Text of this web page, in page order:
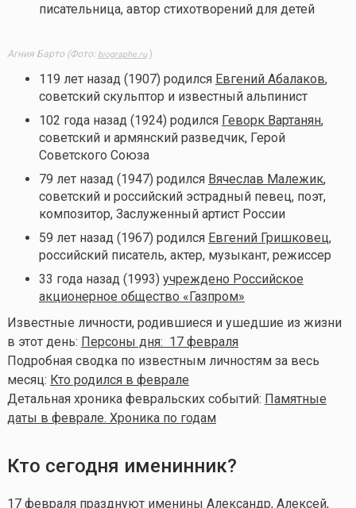
писательница, автор стихотворений для детей
Агния Барто (Фото: biographe.ru )
119 лет назад (1907) родился Евгений Абалаков,
советский скульптор и известный альпинист
102 года назад (1924) родился Геворк Вартанян,
советский и армянский разведчик, Герой
Советского Союза
79 лет назад (1947) родился Вячеслав Малежик,
советский и российский эстрадный певец, поэт,
композитор, Заслуженный артист России
59 лет назад (1967) родился Евгений Гришковец,
российский писатель, актер, музыкант, режиссер
33 года назад (1993) учреждено Российское
акционерное общество «Газпром»
Известные личности, родившиеся и ушедшие из жизни
в этот день: Персоны дня: 17 февраля
Подробная сводка по известным личностям за весь
месяц: Кто родился в феврале
Детальная хроника февральских событий: Памятные
даты в феврале. Хроника по годам
Кто сегодня именинник?
17 февраля празднуют именины Александр, Алексей,